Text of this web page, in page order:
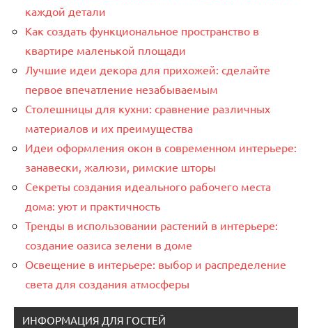
каждой детали
Как создать функциональное пространство в
квартире маленькой площади
Лучшие идеи декора для прихожей: сделайте
первое впечатление незабываемым
Столешницы для кухни: сравнение различных
материалов и их преимущества
Идеи оформления окон в современном интерьере:
занавески, жалюзи, римские шторы
Секреты создания идеального рабочего места
дома: уют и практичность
Тренды в использовании растений в интерьере:
создание оазиса зелени в доме
Освещение в интерьере: выбор и распределение
света для создания атмосферы
ИНФОРМАЦИЯ ДЛЯ ГОСТЕЙ